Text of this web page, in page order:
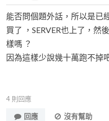
能否問個題外話，所以是已
買了 ，SERVER也上了，然
樣嗎 ？
因為這樣少說幾十萬跑不掉
4 則回應
回應
沒有幫助